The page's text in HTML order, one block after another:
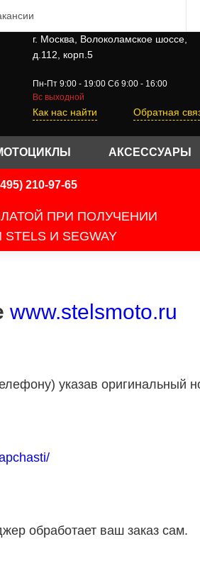
г. Москва, Волоколамское шоссе,
д.112, корп.5
Пн-Пт 9:00 - 19:00 Сб 9:00 - 16:00
Вс выходной
Как нас найти Обратная
АКСЕССУАРЫ
210-97-65
ПРИ ПОЛУЧЕНИИ
И SEGWAY
www.stelsmoto.ru
указав оригинальный
обработает ваш заказ сам.